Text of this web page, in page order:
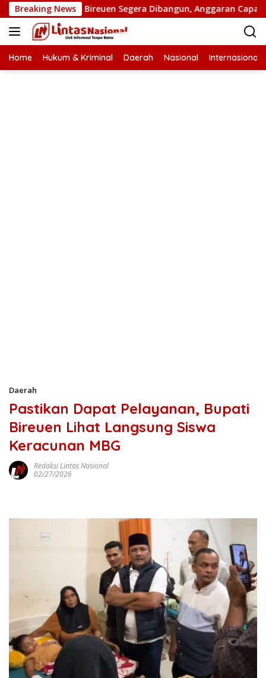
Langsung
ke
konten
Breaking News
Putus di Bireuen Segera Dibangun, Anggaran Capai 500 M
Home Hukum & Kriminal Daerah Nasional Internasional
Daerah
Pastikan Dapat Pelayanan, Bupati
Bireuen Lihat Langsung Siswa
Keracunan MBG
Redaksi Lintas Nasional
02/27/2026